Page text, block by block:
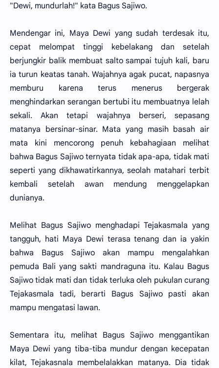
"Dewi, mundurlah!" kata Bagus Sajiwo.
Mendengar ini, Maya Dewi yang sudah terdesak itu,
cepat melompat tinggi kebelakang dan setelah
berjungkir balik membuat salto sampai tujuh kali, baru
ia turun keatas tanah. Wajahnya agak pucat, napasnya
memburu karena terus menerus bergerak
menghindarkan serangan bertubi itu membuatnya lelah
sekali. Akan tetapi wajahnya berseri, sepasang
matanya bersinar-sinar. Mata yang masih basah air
mata kini mencorong penuh kebahagiaan melihat
bahwa Bagus Sajiwo ternyata tidak apa-apa, tidak mati
seperti yang dikhawatirkannya, seolah matahari terbit
kembali setelah awan mendung menggelapkan
dunianya.
Melihat Bagus Sajiwo menghadapi Tejakasmala yang
tangguh, hati Maya Dewi terasa tenang dan ia yakin
bahwa Bagus Sajiwo akan mampu mengalahkan
pemuda Bali yang sakti mandraguna itu. Kalau Bagus
Sajiwo tidak mati dan tidak terluka oleh pukulan curang
Tejakasmala tadi, berarti Bagus Sajiwo pasti akan
mampu mengatasi lawan.
Sementara itu, melihat Bagus Sajiwo menggantikan
Maya Dewi yang tiba-tiba mundur dengan kecepatan
kilat, Tejakasnala membelalakkan matanya. Dia tidak